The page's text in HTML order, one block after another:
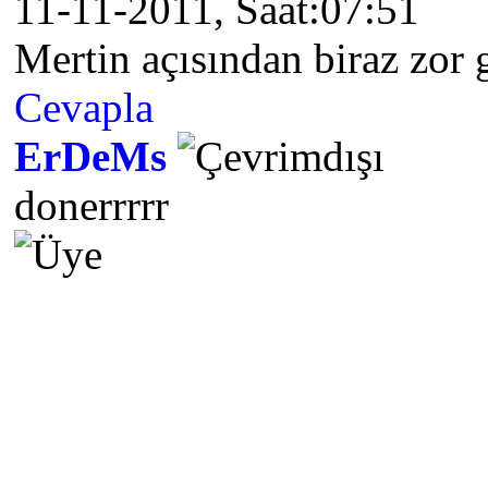
11-11-2011, Saat:07:51
Mertin açısından biraz zor
Cevapla
ErDeMs
donerrrrr